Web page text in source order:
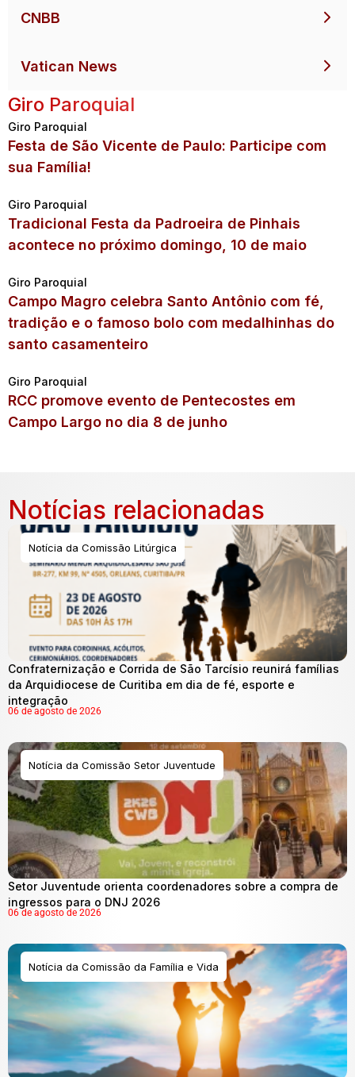
CNBB
Vatican News
Giro Paroquial
Giro Paroquial
Festa de São Vicente de Paulo: Participe com
sua Família!
Giro Paroquial
Tradicional Festa da Padroeira de Pinhais
acontece no próximo domingo, 10 de maio
Giro Paroquial
Campo Magro celebra Santo Antônio com fé,
tradição e o famoso bolo com medalhinhas do
santo casamenteiro
Giro Paroquial
RCC promove evento de Pentecostes em
Campo Largo no dia 8 de junho
Notícias relacionadas
Notícia da Comissão Litúrgica
Confraternização e Corrida de São Tarcísio reunirá famílias
da Arquidiocese de Curitiba em dia de fé, esporte e
integração
06 de agosto de 2026
Notícia da Comissão Setor Juventude
Setor Juventude orienta coordenadores sobre a compra de
ingressos para o DNJ 2026
06 de agosto de 2026
Notícia da Comissão da Família e Vida